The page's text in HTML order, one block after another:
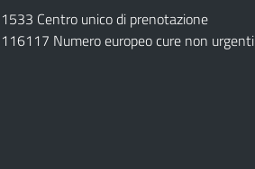
1533 Centro unico di prenotazione
116117 Numero europeo cure non urgenti